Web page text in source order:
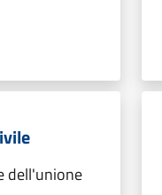
dell'unione